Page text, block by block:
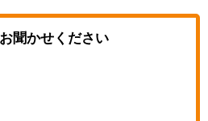
聞かせください